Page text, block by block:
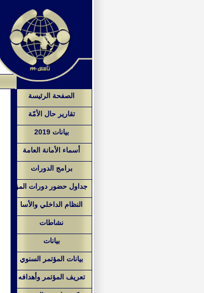
الصفحة الرئيسة
تقارير حال الأمّة
بيانات 2019
أسماء الأمانة العامة
برامج الدورات
جداول حضور دورات المؤ
النظام الداخلي والأسا
نشاطات
بيانات
بيانات المؤتمر السنوي
تعريف المؤتمر وأهدافه